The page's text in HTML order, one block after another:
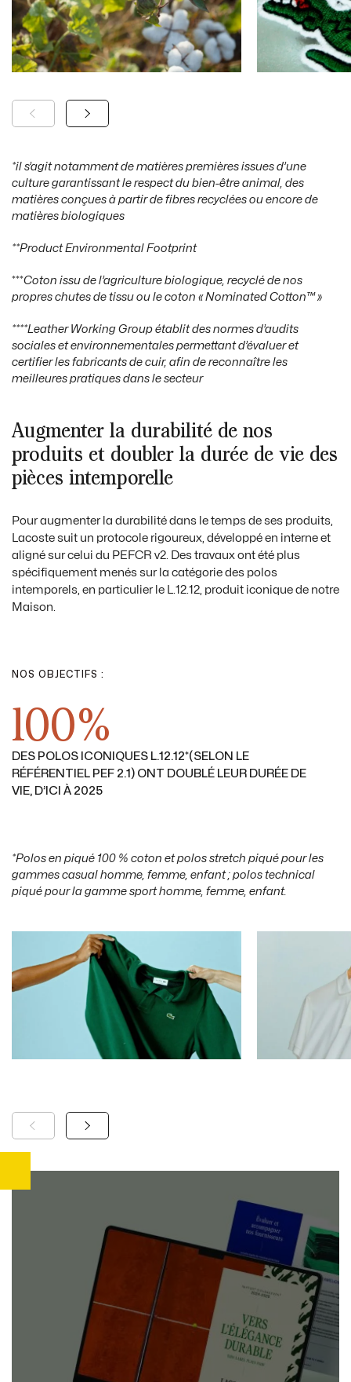
*il s’agit notamment de matières premières issues d’une
culture garantissant le respect du bien-être animal, des
matières conçues à partir de fibres recyclées ou encore de
matières biologiques
**Product Environmental Footprint
***Coton issu de l’agriculture biologique, recyclé de nos
propres chutes de tissu ou le coton « Nominated Cotton™ »
****Leather Working Group établit des normes d’audits
sociales et environnementales permettant d’évaluer et
certifier les fabricants de cuir, afin de reconnaître les
meilleures pratiques dans le secteur
Augmenter la durabilité de nos
produits et doubler la durée de vie des
pièces intemporelle
Pour augmenter la durabilité dans le temps de ses produits,
Lacoste suit un protocole rigoureux, développé en interne et
aligné sur celui du PEFCR v2. Des travaux ont été plus
spécifiquement menés sur la catégorie des polos
intemporels, en particulier le L.12.12, produit iconique de notre
Maison.
NOS OBJECTIFS :
100%
DES POLOS ICONIQUES L.12.12*(SELON LE
RÉFÉRENTIEL PEF 2.1) ONT DOUBLÉ LEUR DURÉE DE
VIE, D’ICI À 2025
*Polos en piqué 100 % coton et polos stretch piqué pour les
gammes casual homme, femme, enfant ; polos technical
piqué pour la gamme sport homme, femme, enfant.